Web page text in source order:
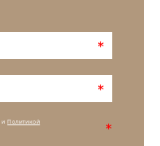
*
*
иПолитикой
*